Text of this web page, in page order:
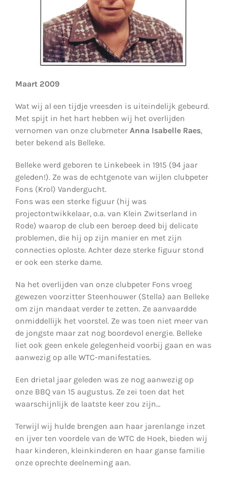
Maart 2009
Wat wij al een tijdje vreesden is uiteindelijk gebeurd.
Met spijt in het hart hebben wij het overlijden
vernomen van onze clubmeter Anna Isabelle Raes,
beter bekend als Belleke.
Belleke werd geboren te Linkebeek in 1915 (94 jaar
geleden!). Ze was de echtgenote van wijlen clubpeter
Fons (Krol) Vandergucht.
Fons was een sterke figuur (hij was
projectontwikkelaar, o.a. van Klein Zwitserland in
Rode) waarop de club een beroep deed bij delicate
problemen, die hij op zijn manier en met zijn
connecties oploste. Achter deze sterke figuur stond
er ook een sterke dame.
Na het overlijden van onze clubpeter Fons vroeg
gewezen voorzitter Steenhouwer (Stella) aan Belleke
om zijn mandaat verder te zetten. Ze aanvaardde
onmiddellijk het voorstel. Ze was toen niet meer van
de jongste maar zat nog boordevol energie. Belleke
liet ook geen enkele gelegenheid voorbij gaan en was
aanwezig op alle WTC-manifestaties.
Een drietal jaar geleden was ze nog aanwezig op
onze BBQ van 15 augustus. Ze zei toen dat het
waarschijnlijk de laatste keer zou zijn…
Terwijl wij hulde brengen aan haar jarenlange inzet
en ijver ten voordele van de WTC de Hoek, bieden wij
haar kinderen, kleinkinderen en haar ganse familie
onze oprechte deelneming aan.